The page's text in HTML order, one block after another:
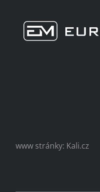
www stránky: Kali.cz